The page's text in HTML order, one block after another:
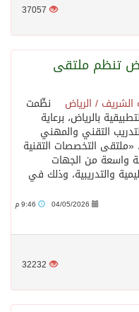
37057
تنظم ملتقى
/ الرياض نظّمت
بالرياض، برعاية
التقني والمهني
«ملتقى التخصصات التقنية
واسعة من الجهات
والتدريبية، وذلك في
04/05/2026
32232